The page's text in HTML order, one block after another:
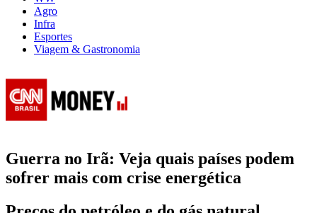
Agro
Infra
Esportes
Viagem & Gastronomia
Guerra no Irã: Veja quais países podem
sofrer mais com crise energética